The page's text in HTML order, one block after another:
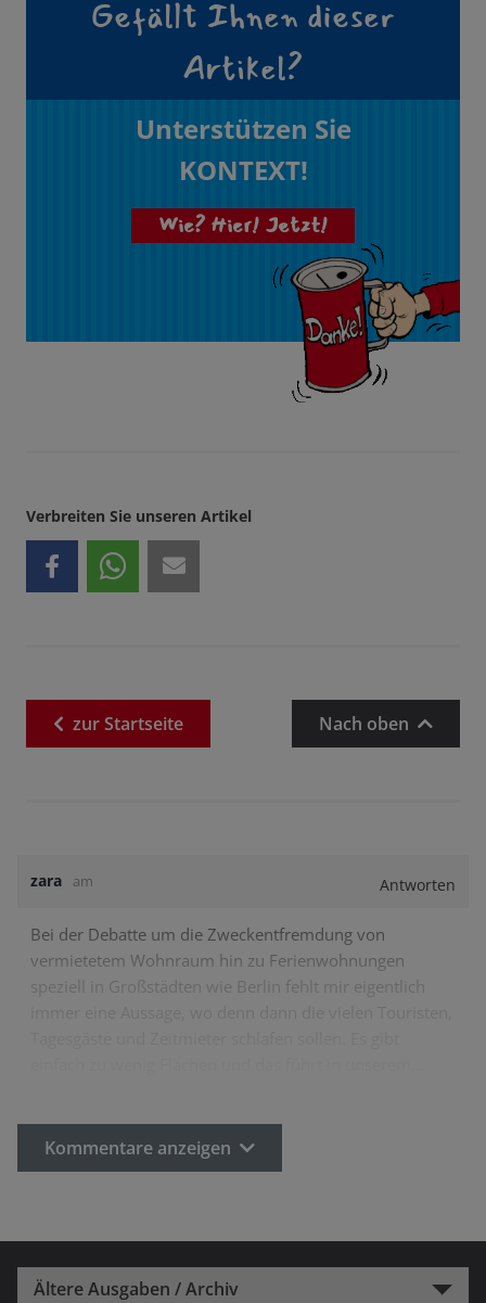
Gefällt Ihnen dieser
Artikel?
Unterstützen Sie
KONTEXT!
Wie? Hier! Jetzt!
Verbreiten Sie unseren Artikel
zurStartseite Nach oben
zara am Antworten
Bei der Debatte um die Zweckentfremdung von
vermietetem Wohnraum hin zu Ferienwohnungen
speziell in Großstädten wie Berlin fehlt mir eigentlich
Kommentare anzeigen
Ältere Ausgaben / Archiv